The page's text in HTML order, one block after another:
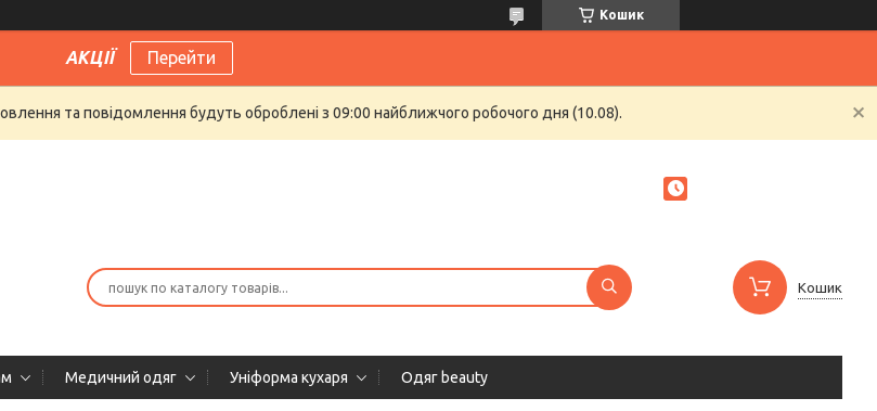
Кошик
АКЦІЇ Перейти
та повідомлення будуть оброблені з 09:00 найближчого робочого дня (10.08).
Кошик
Медичний одяг Уніформа кухаря Одяг beauty